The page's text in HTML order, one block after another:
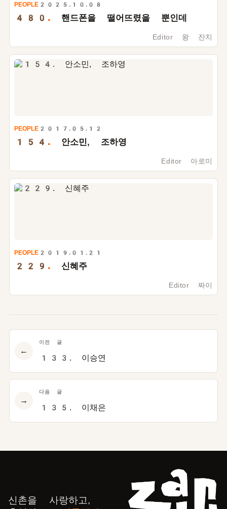
PEOPLE 2025.10.08
480. 핸드폰을 떨어뜨렸을 뿐인데
Editor 왕 잔치
PEOPLE 2017.05.12
154. 안소민, 조하영
Editor 아로미
PEOPLE 2019.01.21
229. 신혜주
Editor 짜이
←
이전 글
133. 이승연
다음 글
135. 이채은
→
신촌을 사랑하고,